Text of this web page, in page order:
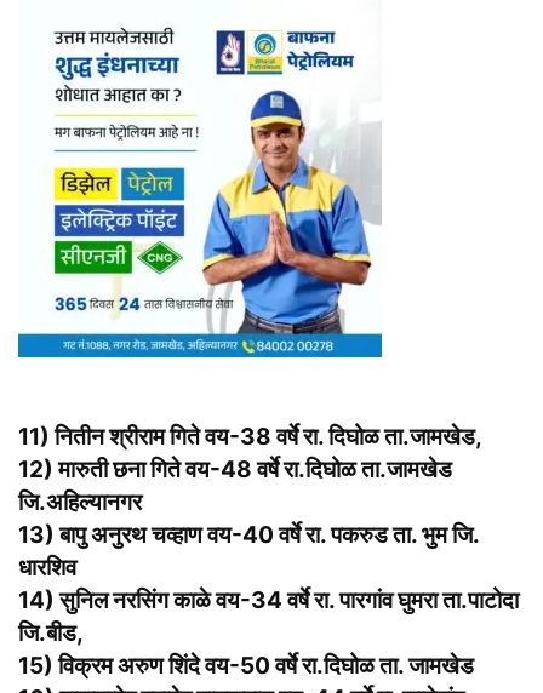
11) नितीन श्रीराम गिते वय-38 वर्षे रा. दिघोळ ता.जामखेड,
12) मारुती छना गिते वय-48 वर्षे रा.दिघोळ ता.जामखेड
जि.अहिल्यानगर
13) बापु अनुरथ चव्हाण वय-40 वर्षे रा. पकरुड ता. भुम जि.
धारशिव
14) सुनिल नरसिंग काळे वय-34 वर्षे रा. पारगांव घुमरा ता.पाटोदा
जि.बीड,
15) विक्रम अरुण शिंदे वय-50 वर्षे रा.दिघोळ ता. जामखेड